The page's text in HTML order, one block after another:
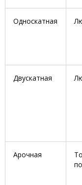
Односкатная
Двускатная
Арочная